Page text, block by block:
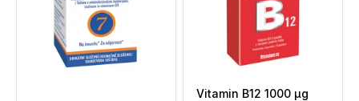
Vitamin B12 1000 μg